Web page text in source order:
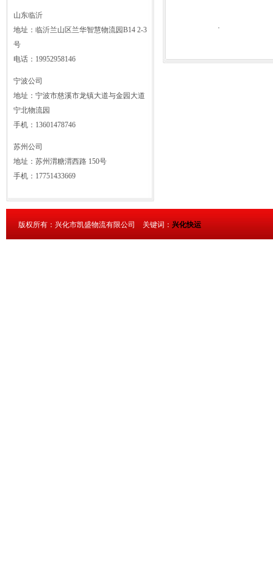
山东临沂
地址：临沂兰山区兰华智慧物流园B14 2-3
号
电话：19952958146
宁波公司
地址：宁波市慈溪市龙镇大道与金园大道
宁北物流园
手机：13601478746
苏州公司
地址：苏州渭糖渭西路 150号
手机：17751433669
·
版权所有：兴化市凯盛物流有限公司 关键词： 兴化快运